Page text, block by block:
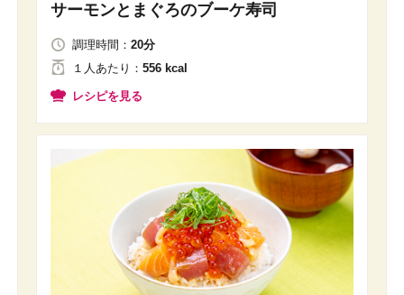
サーモンとまぐろのブーケ寿司
調理時間： 20分
１人あたり ： 556 kcal
レシピを見る